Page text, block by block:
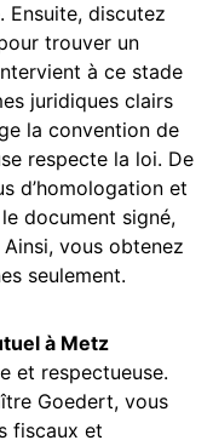
Ensuite, discutez
trouver un
à ce stade
juridiques clairs
la convention de
respecte la loi. De
d’homologation et
document signé,
Ainsi, vous obtenez
seulement.
à Metz
et respectueuse.
Goedert, vous
fiscaux et